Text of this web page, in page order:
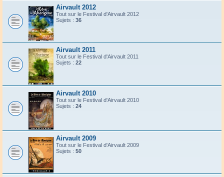
Airvault 2012
Tout sur le Festival d'Airvault 2012
Sujets : 36
Airvault 2011
Tout sur le Festival d'Airvault 2011
Sujets : 22
Airvault 2010
Tout sur le Festival d'Airvault 2010
Sujets : 24
Airvault 2009
Tout sur le Festival d'Airvault 2009
Sujets : 50